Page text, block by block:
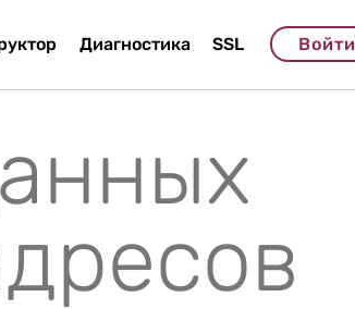
Диагностика SSL Войти